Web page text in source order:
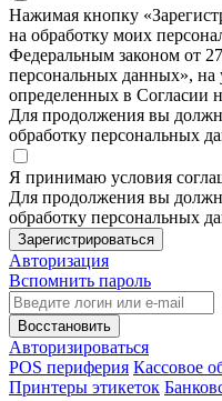
Нажимая кнопку
на обработку моих
Федеральным законом от
персональных данных», на
определенных в Согласии
Для продолжения вы
обработку персональных
Я принимаю условия
Для продолжения вы
обработку персональных
Зарегистрироваться
Авторизация
Вспомнить пароль
Восстановить
Авторизироваться
POS периферия Кассовое
Принтеры этикеток